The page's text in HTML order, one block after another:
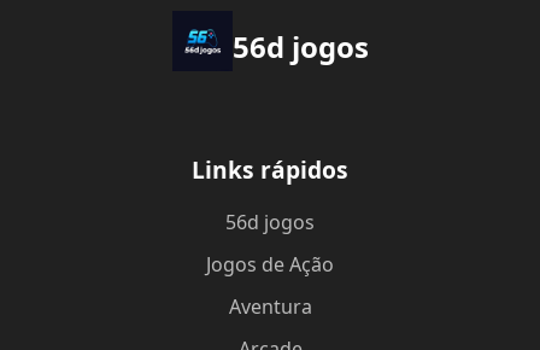
56d jogos
Links rápidos
56d jogos
Jogos de Ação
Aventura